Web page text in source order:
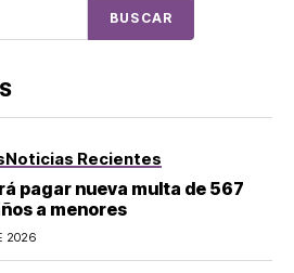
BUSCAR
Noticias Recientes
pagar nueva multa de 567
a menores
2026